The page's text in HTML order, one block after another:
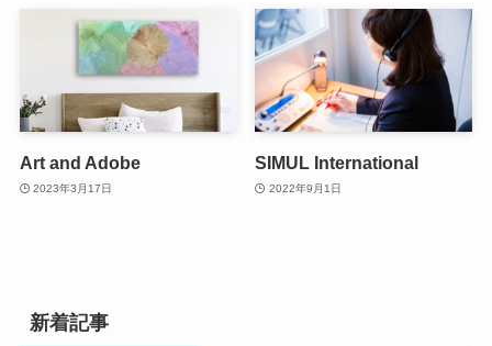
Art and Adobe
2023年3月17日
SIMUL International
2022年9月1日
新着記事